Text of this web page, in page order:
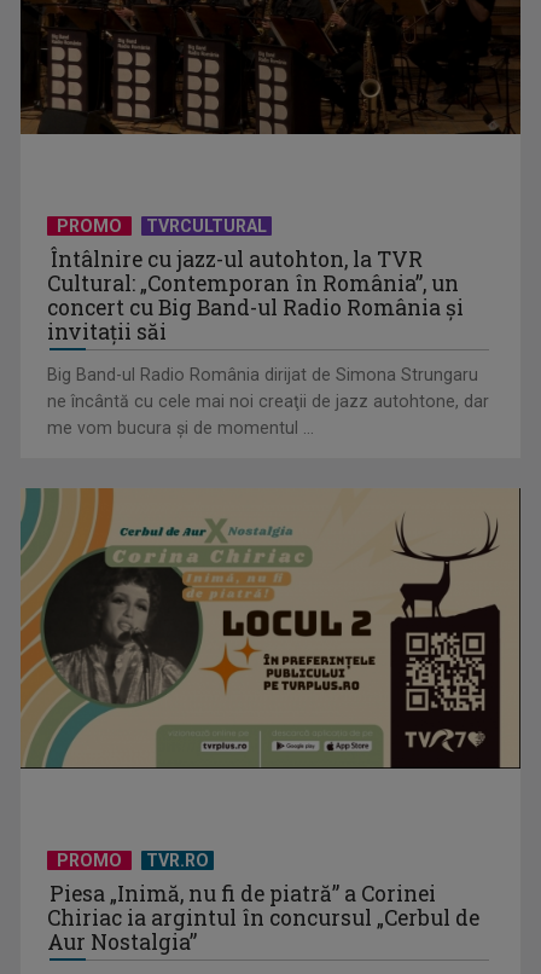
„Frații Jderi”, superproducția inspirată din opera lui Mihail
Sadoveanu, la ...
PROMO TVRCULTURAL
Întâlnire cu jazz-ul autohton, la TVR
Cultural: „Contemporan în România”, un
concert cu Big Band-ul Radio România şi
invitaţii săi
Big Band-ul Radio România dirijat de Simona Strungaru
ne încântă cu cele mai noi creaţii de jazz autohtone, dar
me vom bucura şi de momentul ...
PROMO TVR.RO
Piesa „Inimă, nu fi de piatră” a Corinei
Chiriac ia argintul în concursul „Cerbul de
Aur Nostalgia”